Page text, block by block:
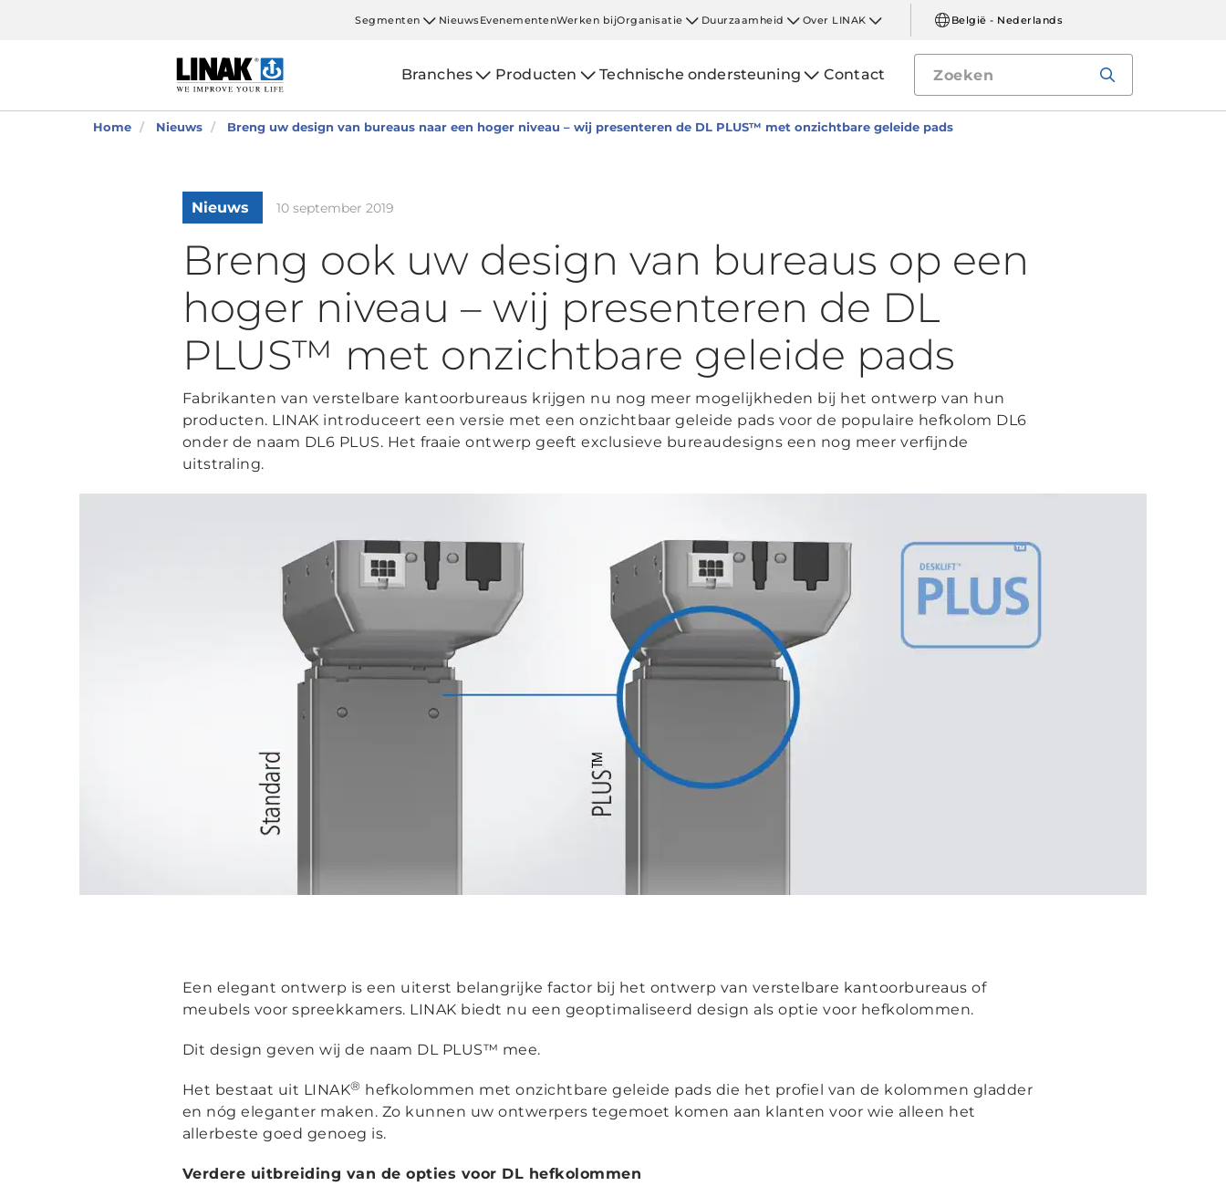
Segmenten NieuwsEvenementenWerken bijOrganisatie Duurzaamheid Over LINAK België - Nederlands
Branches Producten Technische ondersteuning Contact
Home Nieuws Breng uw design van bureaus naar een hoger niveau – wij presenteren de DL PLUS™ met onzichtbare geleide pads
Nieuws 10 september 2019
Breng ook uw design van bureaus op een
hoger niveau – wij presenteren de DL
PLUS™ met onzichtbare geleide pads
Fabrikanten van verstelbare kantoorbureaus krijgen nu nog meer mogelijkheden bij het ontwerp van hun
producten. LINAK introduceert een versie met een onzichtbaar geleide pads voor de populaire hefkolom DL6
onder de naam DL6 PLUS. Het fraaie ontwerp geeft exclusieve bureaudesigns een nog meer verfijnde
uitstraling.
Een elegant ontwerp is een uiterst belangrijke factor bij het ontwerp van verstelbare kantoorbureaus of
meubels voor spreekkamers. LINAK biedt nu een geoptimaliseerd design als optie voor hefkolommen.
Dit design geven wij de naam DL PLUS™ mee.
Het bestaat uit LINAK® hefkolommen met onzichtbare geleide pads die het profiel van de kolommen gladder
en nóg eleganter maken. Zo kunnen uw ontwerpers tegemoet komen aan klanten voor wie alleen het
allerbeste goed genoeg is.
Verdere uitbreiding van de opties voor DL hefkolommen